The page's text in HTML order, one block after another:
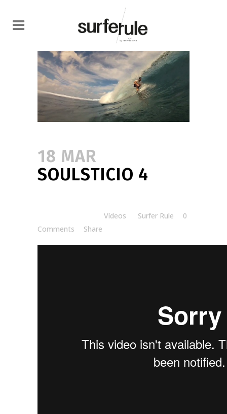
18 MAR
SOULSTICIO 4
Vídeos Surfer Rule
0
Comments
Share